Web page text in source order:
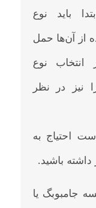
باید نوع
از آن‌ها حمل
نوع
نیز در نظر
احتیاج به
باشید.